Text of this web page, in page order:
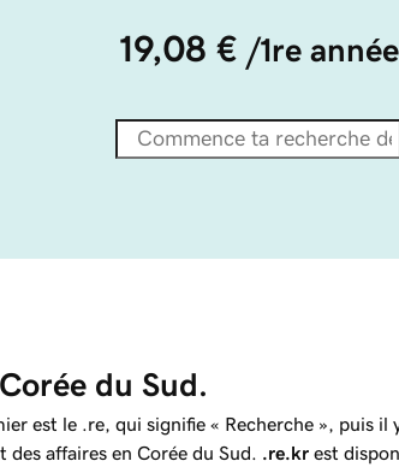
19,08 € /1re année
du Sud.
est le .re, qui signifie « Recherche », puis
affaires en Corée du Sud.
.re.kr est